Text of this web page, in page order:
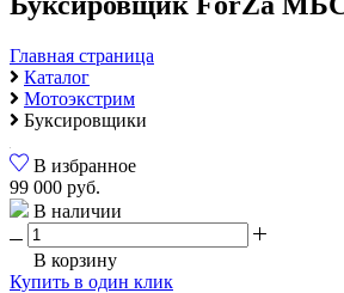
Главная страница
Каталог
Мотоэкстрим
Буксировщики
В избранное
99 000 руб.
В наличии
В корзину
Купить в один клик